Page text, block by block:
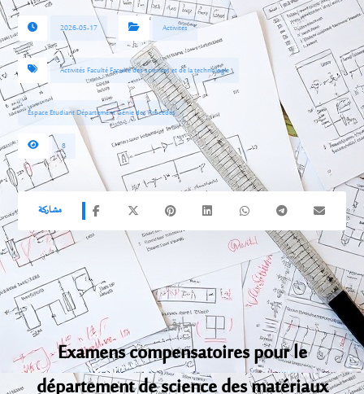
2026-05-17 Activités
Activités Faculté Faculté des sciences et de la technologie
Espace Etudiant Département Génie des Procédés
8
سابق
Examens compensatoires pour le